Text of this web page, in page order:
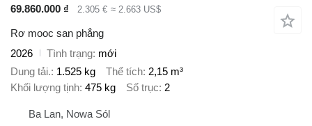
69.860.000 ₫
2.305 € ≈ 2.663 US$
Rơ mooc san phẳng
2026
Tình trạng mới
Dung tải. 1.525 kg Thể tích 2,15 m³
Khối lượng tịnh 475 kg Số trục 2
Ba Lan, Nowa Sól